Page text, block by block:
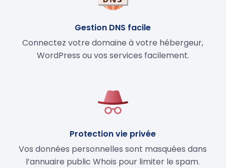
Gestion DNS facile
Connectez votre domaine à votre hébergeur,
WordPress ou vos services facilement.
Protection vie privée
Vos données personnelles sont masquées dans
l’annuaire public Whois pour limiter le spam.